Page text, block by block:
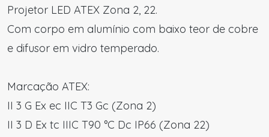
Projetor LED ATEX Zona 2, 22.
Com corpo em alumínio com baixo teor de cobre
e difusor em vidro temperado.
Marcação ATEX:
II 3 G Ex ec IIC T3 Gc (Zona 2)
II 3 D Ex tc IIIC T90 °C Dc IP66 (Zona 22)